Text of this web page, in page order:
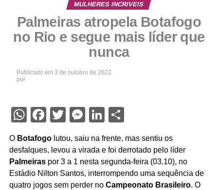
MULHERES INCRIVEIS
Palmeiras atropela Botafogo
no Rio e segue mais líder que
nunca
Publicado em 3 de outubro de 2022
por
WhatsApp
Facebook
Twitter
Messenger
LinkedIn
Share
O Botafogolutou, saiu na frente, mas sentiu os
desfalques, levou a virada e foi derrotado pelo líder
Palmeiraspor 3 a 1 nesta segunda-feira (03.10), no
Estádio Nilton Santos, interrompendo uma sequência de
quatro jogos sem perder no Campeonato Brasileiro. O